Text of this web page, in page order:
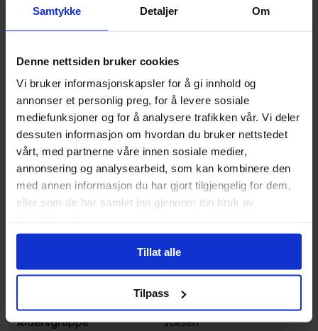
Samtykke Detaljer Om
Denne nettsiden bruker cookies
Vi bruker informasjonskapsler for å gi innhold og
annonser et personlig preg, for å levere sosiale
mediefunksjoner og for å analysere trafikken vår. Vi deler
dessuten informasjon om hvordan du bruker nettstedet
vårt, med partnerne våre innen sosiale medier,
annonsering og analysearbeid, som kan kombinere den
med annen informasjon du har gjort tilgjengelig for dem,
eller som de har samlet inn gjennom din bruk av
Tillat alle
Tilpass
Serie
Forfattere
David Anthony Kraft
Michelinie,Gene Colan
Dematteis,John Byrne
Mike ZeckogRoger Stern
Sjanger
Superhelt
Illustratør
Mike Zeck, Roger Stern,
Gene Colan
Antall Sider
496
Utgiver
Marvel Comics
(dd.mm.yyyy)
03.03.2014
9
Aldersgruppe
Voksen